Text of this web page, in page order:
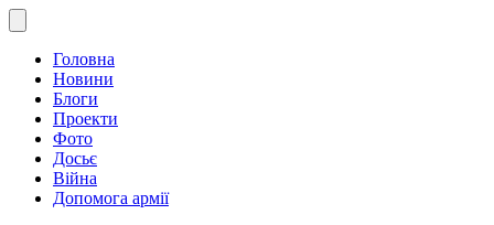
Головна
Новини
Блоги
Проекти
Фото
Досьє
Війна
Допомога армії